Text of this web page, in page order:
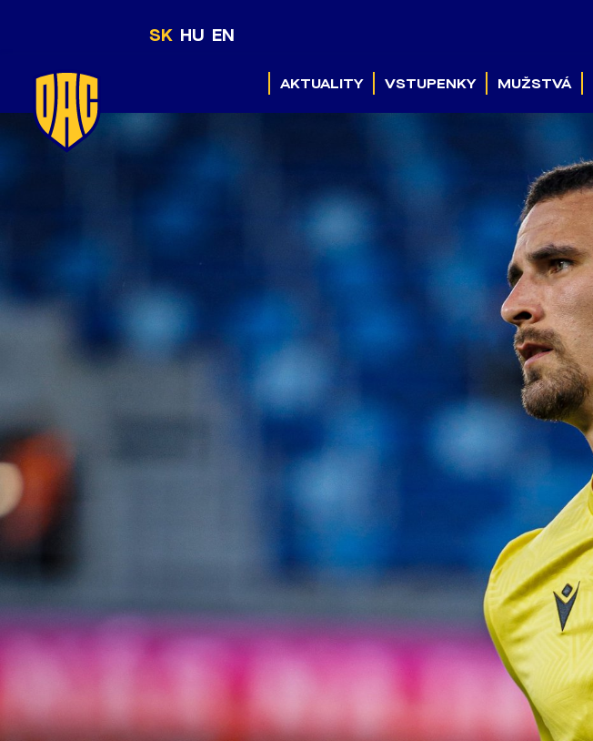
SK HU EN
AKTUALITY VSTUPENKY MUŽSTVÁ